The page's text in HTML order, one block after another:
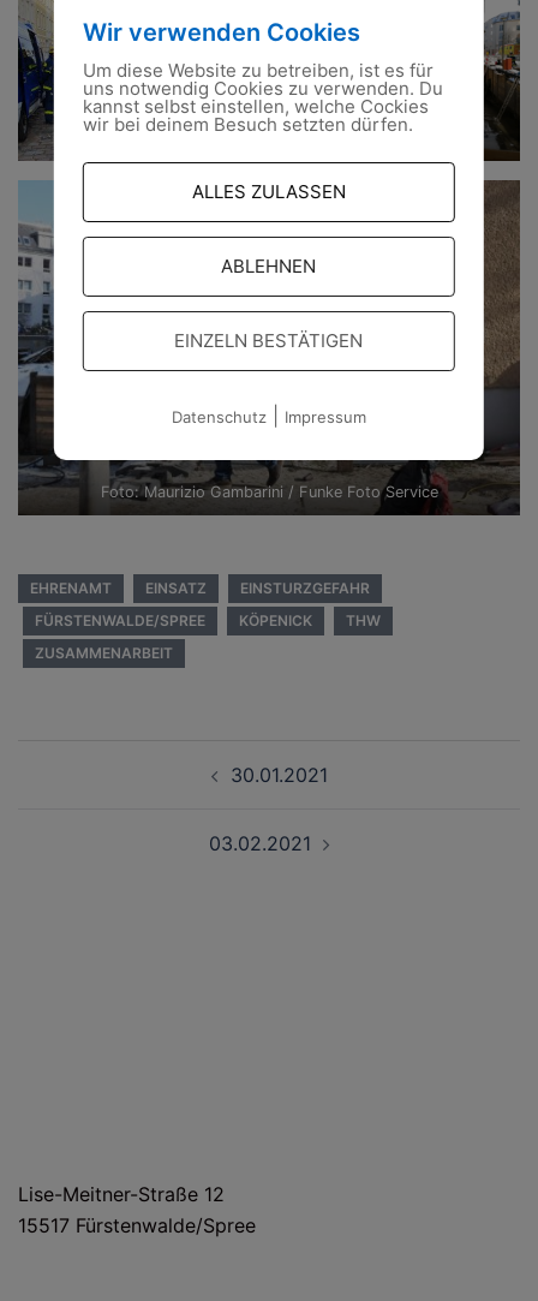
Foto: Maurizio Gambarini / Funke Foto Service
EHRENAMT EINSATZ
EINSTURZGEFAHR
FÜRSTENWALDE/SPREE
KÖPENICK
THW
ZUSAMMENARBEIT
30.01.2021
03.02.2021
Lise-Meitner-Straße 12
15517 Fürstenwalde/Spree
Wir verwenden Cookies
Um diese Website zu betreiben, ist es für
uns notwendig Cookies zu verwenden. Du
kannst selbst einstellen, welche Cockies
wir bei deinem Besuch setzten dürfen.
ALLES ZULASSEN
ABLEHNEN
EINZELN BESTÄTIGEN
Datenschutz| Impressum